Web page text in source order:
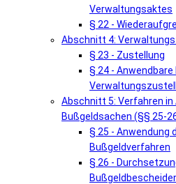
Verwaltungsaktes
§ 22 -
Abschnitt 4:
§ 23 - Zustellung
§ 24 -
Abschnitt 5: Verfahren in
Bußgeldsachen (§§ 25-
§ 25 - Anwendung
Bußgeldverfahren
§ 26 -